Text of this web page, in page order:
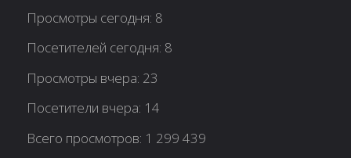
Просмотры сегодня: 8
Посетителей сегодня: 8
Просмотры вчера: 23
Посетители вчера: 14
Всего просмотров: 1 299 439